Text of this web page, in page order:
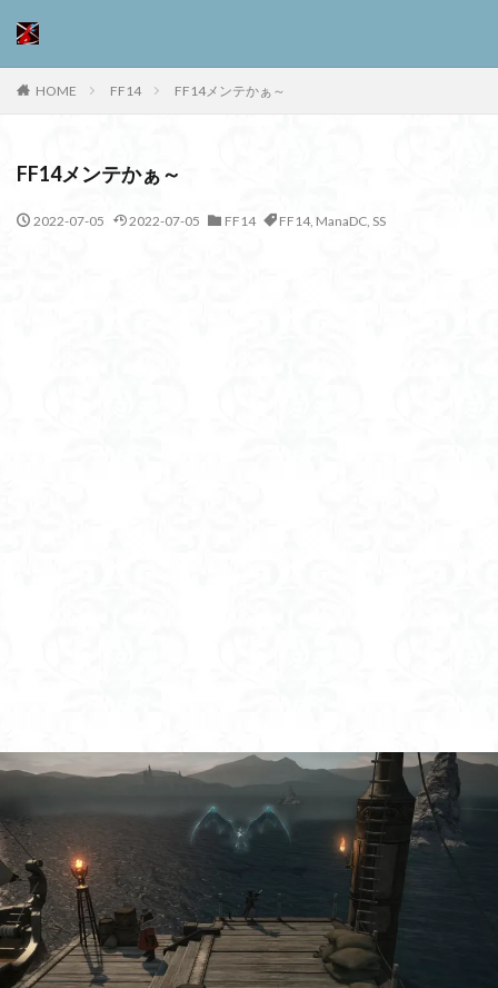
HOME FF14 FF14メンテかぁ～
FF14メンテかぁ～
2022-07-05 2022-07-05 FF14 FF14, ManaDC, SS